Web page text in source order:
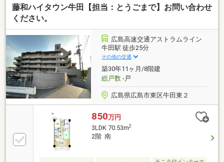
藤和ハイタウン牛田【担当：とうごまで】お問い合わせ
ください。
広島高速交通アストラムライン
牛田駅 徒歩25分
その他の交通
築30年11ヶ月/8階建
総戸数-戸
広島県広島市東区牛田東２
850万円
3LDK 70.53m2
2階 南